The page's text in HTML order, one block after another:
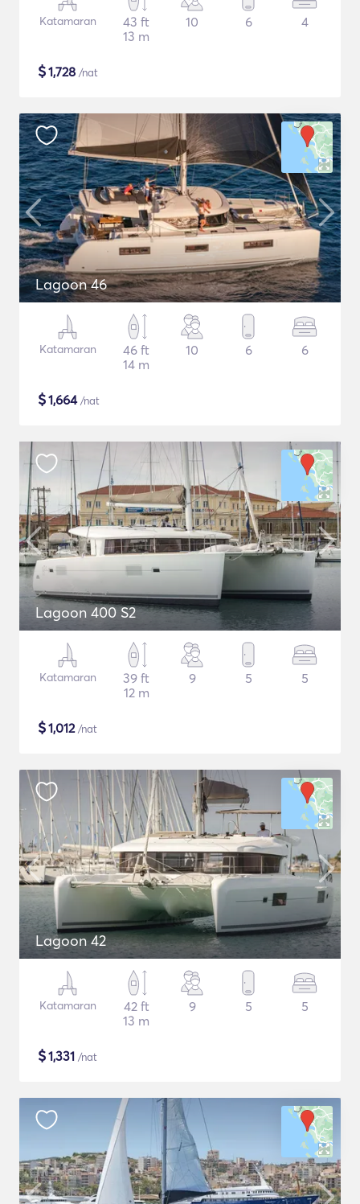
Katamaran
43 ft
13 m
10 6 4
$1,728 /nat
Lagoon 46
Katamaran
46 ft
14 m
10 6 6
$1,664/nat
Lagoon 400 S2
Katamaran
39 ft
12 m
9 5 5
$1,012/nat
Lagoon 42
Katamaran
42 ft
13 m
9 5 5
$1,331 /nat